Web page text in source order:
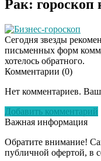
Рак: гороскоп
Бизнес-гороскоп
Сегодня звезды
письменных форм
хотелось обратного.
Комментарии (0)
Нет комментариев.
Добавить комментарий
Важная информация
Обратите внимание!
публичной офертой, в